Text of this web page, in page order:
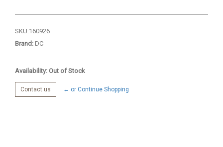
SKU:160926
Brand: DC
Availability: Out of Stock
Contact us ← or Continue Shopping